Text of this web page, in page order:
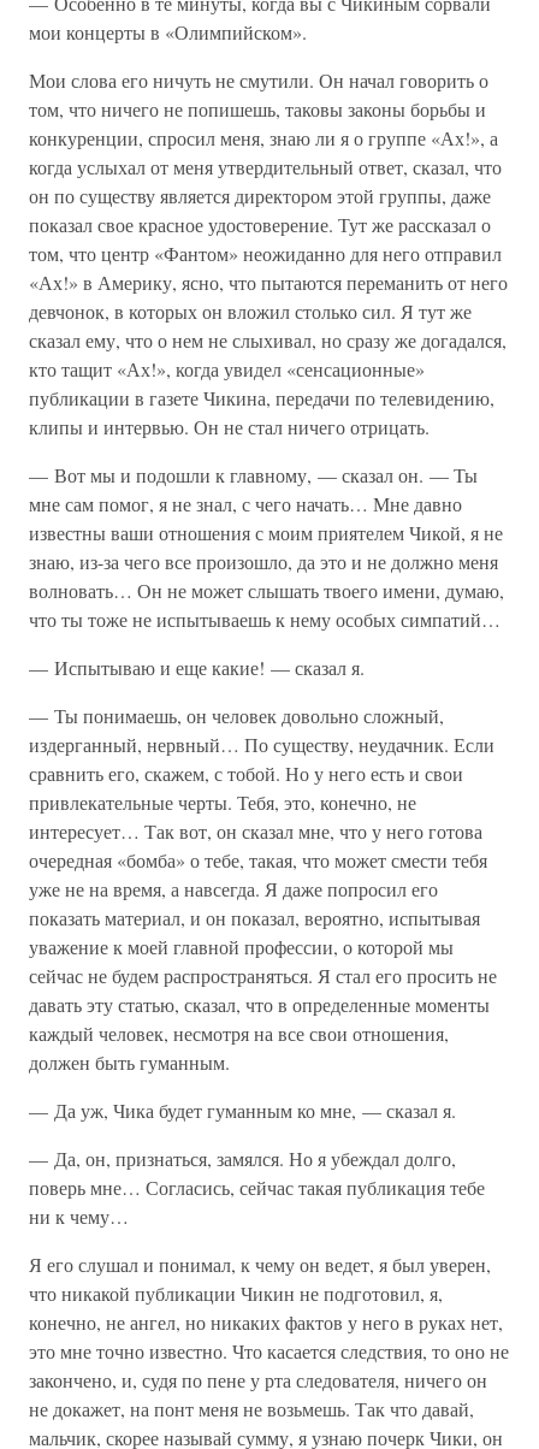
мои концерты в «Олимпийском».
Мои слова его ничуть не смутили. Он начал говорить о
том, что ничего не попишешь, таковы законы борьбы и
конкуренции, спросил меня, знаю ли я о группе «Ах!», а
когда услыхал от меня утвердительный ответ, сказал, что
он по существу является директором этой группы, даже
показал свое красное удостоверение. Тут же рассказал о
том, что центр «Фантом» неожиданно для него отправил
«Ах!» в Америку, ясно, что пытаются переманить от него
девчонок, в которых он вложил столько сил. Я тут же
сказал ему, что о нем не слыхивал, но сразу же догадался,
кто тащит «Ах!», когда увидел «сенсационные»
публикации в газете Чикина, передачи по телевидению,
клипы и интервью. Он не стал ничего отрицать.
— Вот мы и подошли к главному, — сказал он. — Ты
мне сам помог, я не знал, с чего начать… Мне давно
известны ваши отношения с моим приятелем Чикой, я не
знаю, из-за чего все произошло, да это и не должно меня
волновать… Он не может слышать твоего имени, думаю,
что ты тоже не испытываешь к нему особых симпатий…
— Испытываю и еще какие! — сказал я.
— Ты понимаешь, он человек довольно сложный,
издерганный, нервный… По существу, неудачник. Если
сравнить его, скажем, с тобой. Но у него есть и свои
привлекательные черты. Тебя, это, конечно, не
интересует… Так вот, он сказал мне, что у него готова
очередная «бомба» о тебе, такая, что может смести тебя
уже не на время, а навсегда. Я даже попросил его
показать материал, и он показал, вероятно, испытывая
уважение к моей главной профессии, о которой мы
сейчас не будем распространяться. Я стал его просить не
давать эту статью, сказал, что в определенные моменты
каждый человек, несмотря на все свои отношения,
должен быть гуманным.
— Да уж, Чика будет гуманным ко мне, — сказал я.
— Да, он, признаться, замялся. Но я убеждал долго,
поверь мне… Согласись, сейчас такая публикация тебе
ни к чему…
Я его слушал и понимал, к чему он ведет, я был уверен,
что никакой публикации Чикин не подготовил, я,
конечно, не ангел, но никаких фактов у него в руках нет,
это мне точно известно. Что касается следствия, то оно не
закончено, и, судя по пене у рта следователя, ничего он
не докажет, на понт меня не возьмешь. Так что давай,
мальчик, скорее называй сумму, я узнаю почерк Чики, он